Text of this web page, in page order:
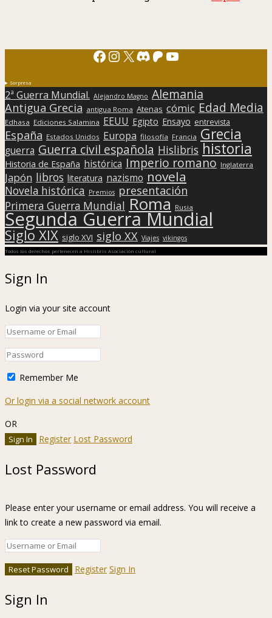
Facebook
Instagram
X Discord
Patreon
YouTube
Sorpresa
2ª Guerra Mundial. Alejandro Magno Alemania
Antigua Grecia antigua Roma Atenas cómic Edad Media
Edhasa Ediciones Salamina EEUU Egipto Ensayo entrevista
España Estados Unidos Europa filosofía Francia Grecia
guerra Guerra civil española Hislibris historia
Historia de España histórica Imperio romano Inglaterra
Japón libros literatura nazismo novela
Novela histórica Premios presentación
Primera Guerra Mundial Roma Rusia
Segunda Guerra Mundial
Siglo XIX siglo XVI siglo XX Viajes vikingos
Todos los derechos pertenecen a Hislibris Asociación cultural
Sign In
Login via your site account
Remember Me
Or login via a social network account
OR
Register Lost Password
Lost Password
Please enter your username or email address. You will receive a
link to create a new password via email.
Register Sign In
Sign In